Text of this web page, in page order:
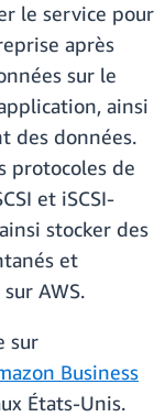
le service pour
après
sur le
ainsi
des données.
protocoles de
et iSCSI-
stocker des
et
sur AWS.
sur
Business
États-Unis.